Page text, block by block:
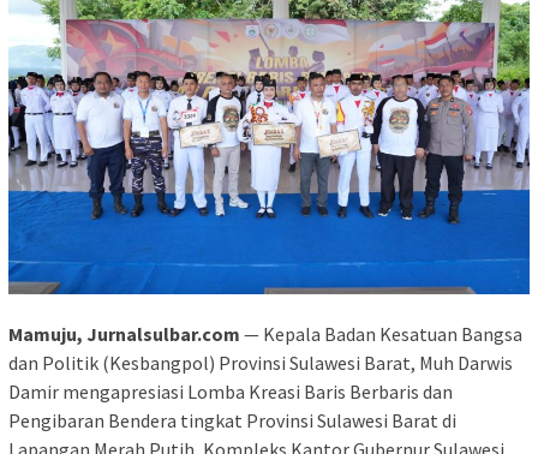
Mamuju, Jurnalsulbar.com — Kepala Badan Kesatuan Bangsa
dan Politik (Kesbangpol) Provinsi Sulawesi Barat, Muh Darwis
Damir mengapresiasi Lomba Kreasi Baris Berbaris dan
Pengibaran Bendera tingkat Provinsi Sulawesi Barat di
Lapangan Merah Putih, Kompleks Kantor Gubernur Sulawesi